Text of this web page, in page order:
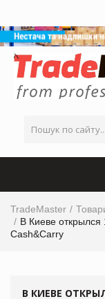
TradeMaster
В Киеве открылся
Cash&Carry
В КИЕВЕ